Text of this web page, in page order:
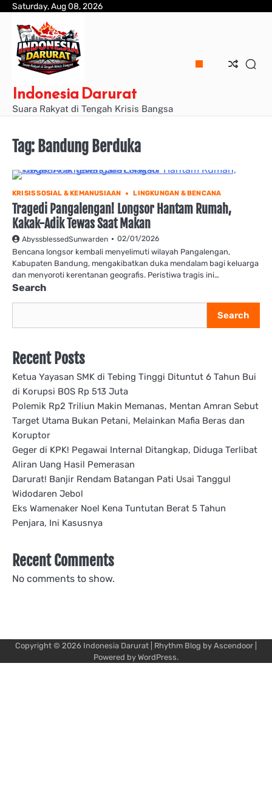
Skip
content
Saturday, Aug 08, 2026
Indonesia Darurat
Suara Rakyat di Tengah Krisis Bangsa
Tag: Bandung Berduka
KRISIS SOSIAL & KEMANUSIAAN LINGKUNGAN & BENCANA
Tragedi Pangalengan! Longsor Hantam Rumah,
Kakak-Adik Tewas Saat Makan
AbyssblessedSunwarden 02/01/2026
Bencana longsor kembali menyelimuti wilayah Pangalengan,
Kabupaten Bandung, mengakibatkan duka mendalam bagi keluarga
dan menyoroti kerentanan geografis. ​Peristiwa tragis ini…
Search
Search
Recent Posts
Ketua Yayasan SMK di Tebing Tinggi Dituntut 6 Tahun Bui
di Korupsi BOS Rp 513 Juta
Polemik Rp2 Triliun Makin Memanas, Mentan Amran Sebut
Target Utama Bukan Petani, Melainkan Mafia Beras dan
Koruptor
Geger di KPK! Pegawai Internal Ditangkap, Diduga Terlibat
Aliran Uang Hasil Pemerasan
Darurat! Banjir Rendam Batangan Pati Usai Tanggul
Widodaren Jebol
Eks Wamenaker Noel Kena Tuntutan Berat 5 Tahun
Penjara, Ini Kasusnya
Recent Comments
No comments to show.
Copyright © 2026 Indonesia Darurat | Rhythm Blog by Ascendoor
Powered by WordPress.